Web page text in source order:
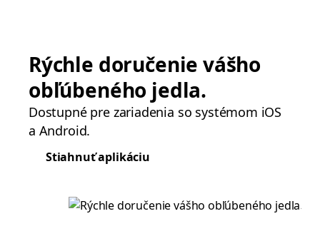
Rýchle doručenie vášho
obľúbeného jedla.
Dostupné pre zariadenia so systémom iOS
a Android.
Stiahnuť aplikáciu